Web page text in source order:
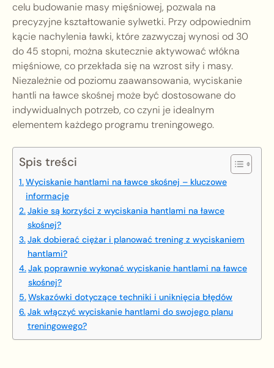
celu budowanie masy mięśniowej, pozwala na
precyzyjne kształtowanie sylwetki. Przy odpowiednim
kącie nachylenia ławki, które zazwyczaj wynosi od 30
do 45 stopni, można skutecznie aktywować włókna
mięśniowe, co przekłada się na wzrost siły i masy.
Niezależnie od poziomu zaawansowania, wyciskanie
hantli na ławce skośnej może być dostosowane do
indywidualnych potrzeb, co czyni je idealnym
elementem każdego programu treningowego.
Spis treści
Wyciskanie hantlami na ławce skośnej – kluczowe
informacje
Jakie są korzyści z wyciskania hantlami na ławce
skośnej?
Jak dobierać ciężar i planować trening z wyciskaniem
hantlami?
Jak poprawnie wykonać wyciskanie hantlami na ławce
skośnej?
Wskazówki dotyczące techniki i uniknięcia błędów
Jak włączyć wyciskanie hantlami do swojego planu
treningowego?